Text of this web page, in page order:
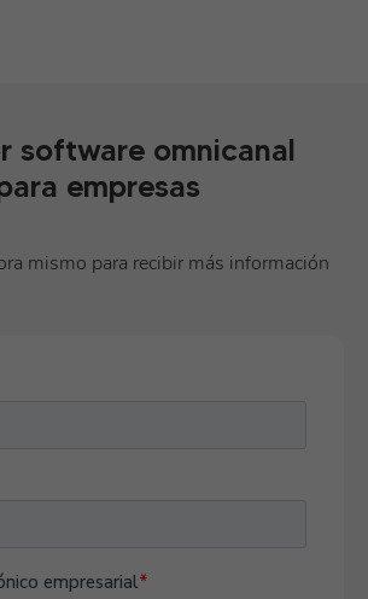
software omnicanal
empresas
mismo para recibir más información